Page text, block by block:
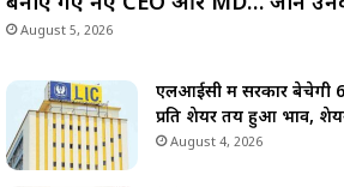
August 5, 2026
एलआईसी में सरकार बेचेगी
प्रति शेयर तय हुआ भाव,
August 4, 2026